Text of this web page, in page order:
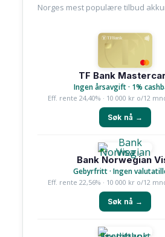
Norges mest populære tilbud
TF Bank
Ingen årsavgift · 1%
Eff. rente 24,40% · 10 000 kr o/12
Søk nå →
Bank Norwegian
Gebyrfritt · Ingen
Eff. rente 22,56% · 10 000 kr o/12
Søk nå →